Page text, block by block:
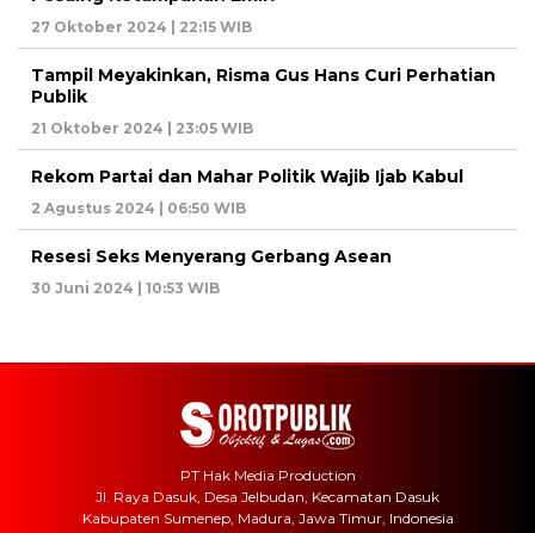
27 Oktober 2024 | 22:15 WIB
Tampil Meyakinkan, Risma Gus Hans Curi Perhatian
Publik
21 Oktober 2024 | 23:05 WIB
Rekom Partai dan Mahar Politik Wajib Ijab Kabul
2 Agustus 2024 | 06:50 WIB
Resesi Seks Menyerang Gerbang Asean
30 Juni 2024 | 10:53 WIB
PT Hak Media Production
Jl. Raya Dasuk, Desa Jelbudan, Kecamatan Dasuk
Kabupaten Sumenep, Madura, Jawa Timur, Indonesia